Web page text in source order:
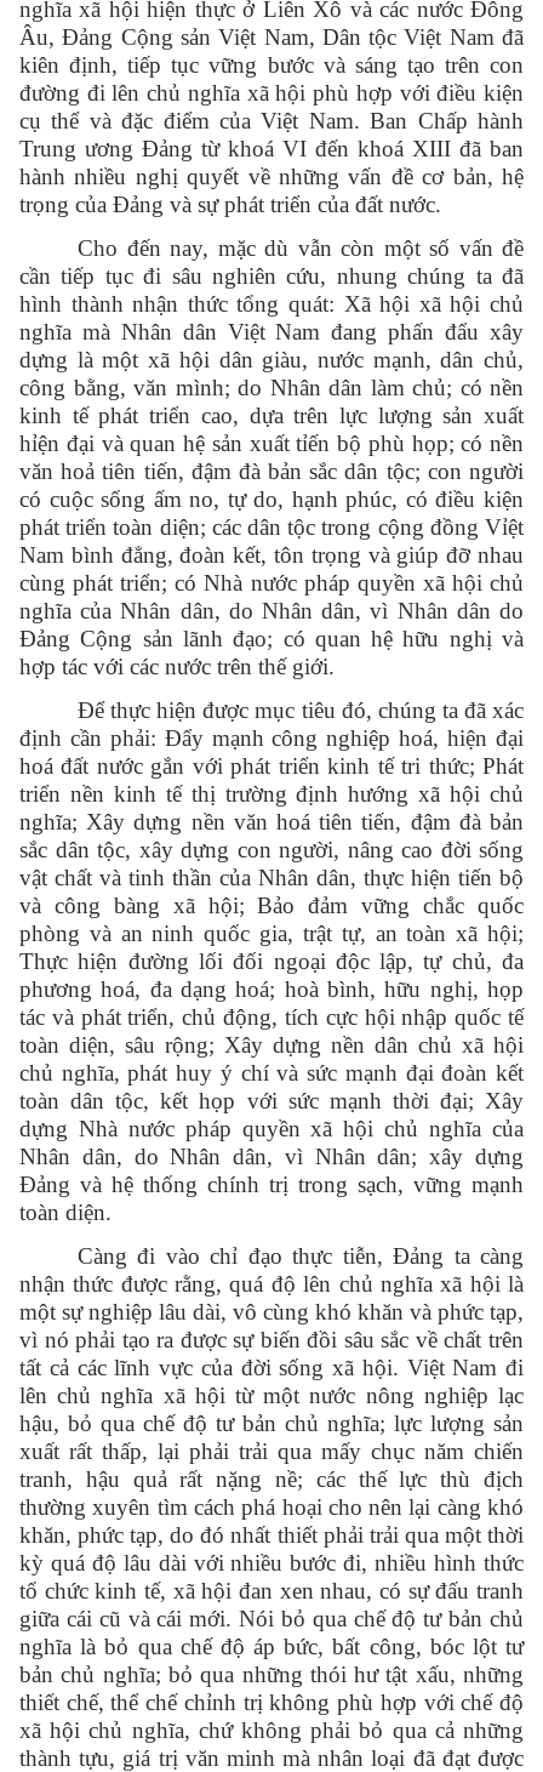
nghĩa xã hội hiện thực ở Liên Xô và các nước Đông
Âu, Đảng Cộng sản Việt Nam, Dân tộc Việt Nam đã
kiên định, tiếp tục vững bước và sáng tạo trên con
đường đi lên chủ nghĩa xã hội phù hợp với điều kiện
cụ thể và đặc điểm của Việt Nam. Ban Chấp hành
Trung ương Đảng từ khoá VI đến khoá XIII đã ban
hành nhiều nghị quyết về những vấn đề cơ bản, hệ
trọng của Đảng và sự phát triển của đất nước.
Cho đến nay, mặc dù vẫn còn một số vấn đề
cần tiếp tục đi sâu nghiên cứu, nhung chúng ta đã
hình thành nhận thức tổng quát: Xã hội xã hội chủ
nghĩa mà Nhân dân Việt Nam đang phấn đẩu xây
dựng là một xã hội dân giàu, nước mạnh, dân chủ,
công bằng, văn mình; do Nhân dân làm chủ; có nền
kinh tế phát triển cao, dựa trên lực lượng sản xuất
hỉện đại và quan hệ sản xuất tỉến bộ phù họp; có nền
văn hoả tiên tiến, đậm đà bản sắc dân tộc; con người
có cuộc sống ấm no, tự do, hạnh phúc, có điều kiện
phát triển toàn diện; các dân tộc trong cộng đồng Vỉệt
Nam bình đẳng, đoàn kết, tôn trọng và giúp đỡ nhau
cùng phát triển; có Nhà nước pháp quyền xã hội chủ
nghĩa của Nhân dân, do Nhân dân, vì Nhân dân do
Đảng Cộng sản lãnh đạo; có quan hệ hữu nghị và
hợp tác với các nước trên thế giới.
Để thực hiện được mục tiêu đó, chúng ta đã xác
định cần phải: Đẩy mạnh công nghiệp hoá, hiện đại
hoá đất nước gắn với phát triển kinh tế tri thức; Phát
triển nền kinh tế thị trường định hướng xã hội chủ
nghĩa; Xây dựng nền văn hoá tiên tiến, đậm đà bản
sắc dân tộc, xây dựng con người, nâng cao đời sống
vật chất và tinh thần của Nhân dân, thực hiện tiến bộ
và công bàng xã hội; Bảo đảm vững chắc quốc
phòng và an ninh quốc gia, trật tự, an toàn xã hội;
Thực hiện đường lối đối ngoại độc lập, tự chủ, đa
phương hoá, đa dạng hoá; hoà bình, hữu nghị, họp
tác và phát triển, chủ động, tích cực hội nhập quốc tế
toàn diện, sâu rộng; Xây dựng nền dân chủ xã hội
chủ nghĩa, phát huy ý chí và sức mạnh đại đoàn kết
toàn dân tộc, kết họp với sức mạnh thời đại; Xây
dựng Nhà nước pháp quyền xã hội chủ nghĩa của
Nhân dân, do Nhân dân, vì Nhân dân; xây dựng
Đảng và hệ thống chính trị trong sạch, vững mạnh
toàn diện.
Càng đi vào chỉ đạo thực tiễn, Đảng ta càng
nhận thức được rằng, quá độ lên chủ nghĩa xã hội là
một sự nghiệp lâu dài, vô cùng khó khăn và phức tạp,
vì nó phải tạo ra được sự biến đồi sâu sắc về chất trên
tất cả các lĩnh vực của đời sống xã hội. Việt Nam đi
lên chủ nghĩa xã hội từ một nước nông nghiệp lạc
hậu, bỏ qua chế độ tư bản chủ nghĩa; lực lượng sản
xuất rất thấp, lại phải trải qua mấy chục năm chiến
tranh, hậu quả rất nặng nề; các thế lực thù địch
thường xuyên tìm cách phá hoại cho nên lại càng khó
khăn, phức tạp, do đó nhất thiết phải trải qua một thời
kỳ quá độ lâu dài với nhiều bước đi, nhiều hình thức
tổ chức kinh tế, xã hội đan xen nhau, có sự đấu tranh
giữa cái cũ và cái mới. Nói bỏ qua chế độ tư bản chủ
nghĩa là bỏ qua chế độ áp bức, bất công, bóc lột tư
bản chủ nghĩa; bỏ qua những thói hư tật xấu, những
thiết chế, thể chế chỉnh trị không phù hợp với chế độ
xã hội chủ nghĩa, chứ không phải bỏ qua cả những
thành tựu, giá trị văn minh mà nhân loại đã đạt được